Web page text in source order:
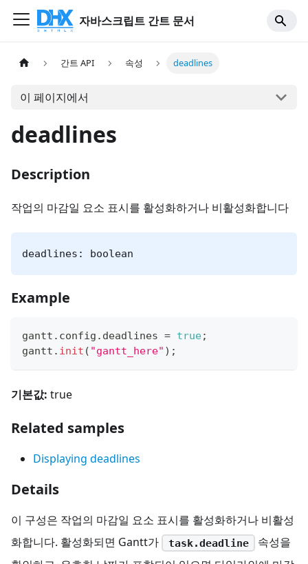
자바스크립트 간트 문서
간트 API 속성 deadlines
이 페이지에서
deadlines
Description
작업의 마감일 요소 표시를 활성화하거나 비활성화합니다
deadlines: boolean
Example
gantt . config . deadlines = true;
gantt . init ( "gantt_here" ) ;
기본값: true
Related samples
Displaying deadlines
Details
이 구성은 작업의 마감일 요소 표시를 활성화하거나 비활성
화합니다. 활성화되면 Gantt가
task.deadline
속성을